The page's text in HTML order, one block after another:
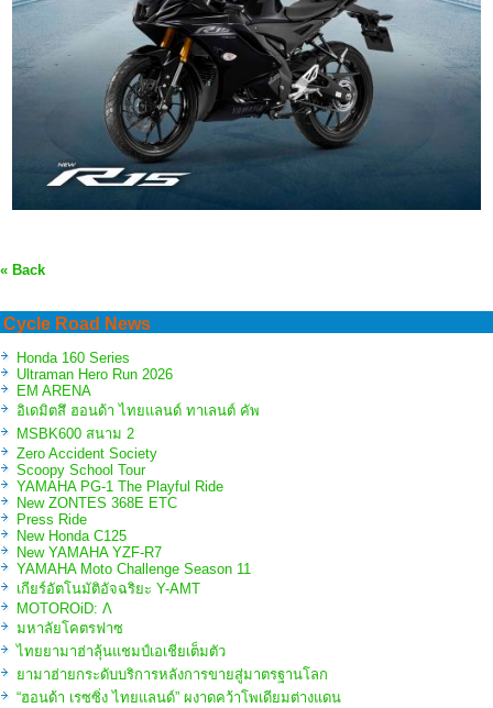
« Back
Cycle Road News
Honda 160 Series
Ultraman Hero Run 2026
EM ARENA
อิเดมิตสึ ฮอนด้า ไทยแลนด์ ทาเลนต์ คัพ
MSBK600 สนาม 2
Zero Accident Society
Scoopy School Tour
YAMAHA PG-1 The Playful Ride
New ZONTES 368E ETC
Press Ride
New Honda C125
New YAMAHA YZF-R7
YAMAHA Moto Challenge Season 11
เกียร์อัตโนมัติอัจฉริยะ Y-AMT
MOTOROiD: Λ
มหาลัยโคตรฟาซ
ไทยยามาฮ่าลุ้นแชมป์เอเชียเต็มตัว
ยามาฮ่ายกระดับบริการหลังการขายสู่มาตรฐานโลก
“ฮอนด้า เรซซิ่ง ไทยแลนด์” ผงาดคว้าโพเดียมต่างแดน